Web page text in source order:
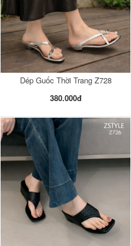
Dép Guốc Thời Trang Z728
380.000đ